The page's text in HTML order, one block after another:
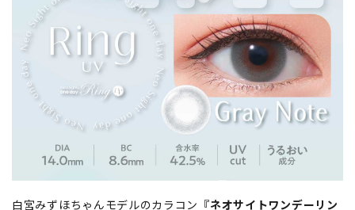
白宮みずほちゃんモデルのカラコン 『ネオサイトワンデーリン